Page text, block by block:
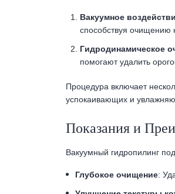
Вакуумное
способствуя очищению
Гидродинамическое
помогают удалить
Процедура включает
успокаивающих и
Показания и
Вакуумный гидропилинг
Глубокое очищение: